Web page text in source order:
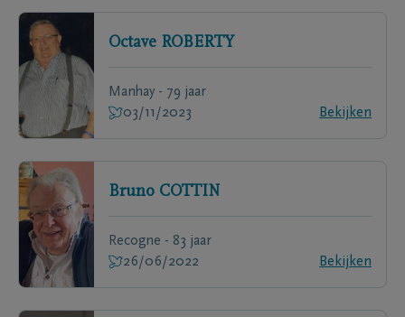
Octave ROBERTY
Manhay - 79 jaar
03/11/2023
Bekijken
Bruno COTTIN
Recogne - 83 jaar
26/06/2022
Bekijken